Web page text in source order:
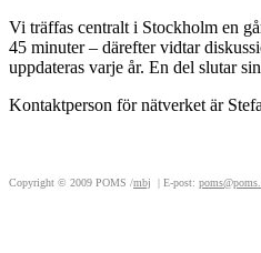
Vi träffas centralt i Stockholm en
45 minuter – därefter vidtar
uppdateras varje år. En del slutar
Kontaktperson för nätverket är
Copyright © 2009 POMS /mbj | E-post: